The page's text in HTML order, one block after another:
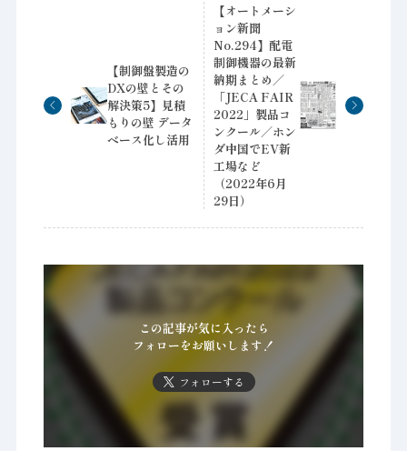
【制御盤製造の
DXの壁とその
解決策5】見積
もりの壁 データ
ベース化し活用
【オートメーシ
ョン新聞
No.294】配電
制御機器の最新
納期まとめ／
「JECA FAIR
2022」製品コ
ンクール／ホン
ダ中国でEV新
工場など
（2022年6月
29日）
この記事が気に入ったら
フォローをお願いします！
フォローする